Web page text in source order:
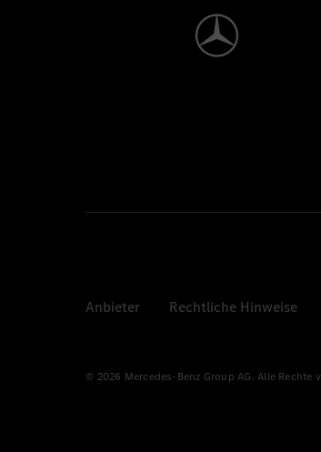
Anbieter Rechtliche Hinweise
© 2026 Mercedes-Benz Group AG. Alle Rechte